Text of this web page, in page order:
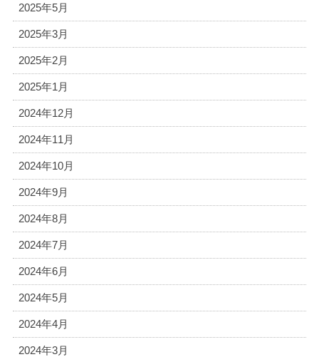
2025年5月
2025年3月
2025年2月
2025年1月
2024年12月
2024年11月
2024年10月
2024年9月
2024年8月
2024年7月
2024年6月
2024年5月
2024年4月
2024年3月